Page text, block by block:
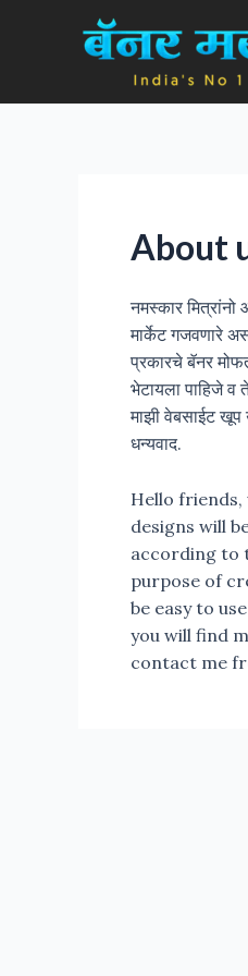
About
नमस्कार
मार्केट गजवणारे
प्रकारचे बॅनर
भेटायला पाहिजे व
माझी वेबसाईट
धन्यवाद.
Hello friends,
designs will
according to
purpose of
be easy to
you will find
contact me